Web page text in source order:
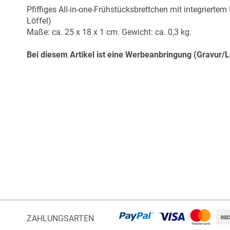
Bildergalerie
springen
Pfiffiges All-in-one-Frühstücksbrettchen mit
Löffel)
Maße: ca. 25 x 18 x 1 cm. Gewicht: ca. 0,3 kg.
Bei diesem Artikel ist eine Werbeanbringung (Gravur/
ZAHLUNGSARTEN